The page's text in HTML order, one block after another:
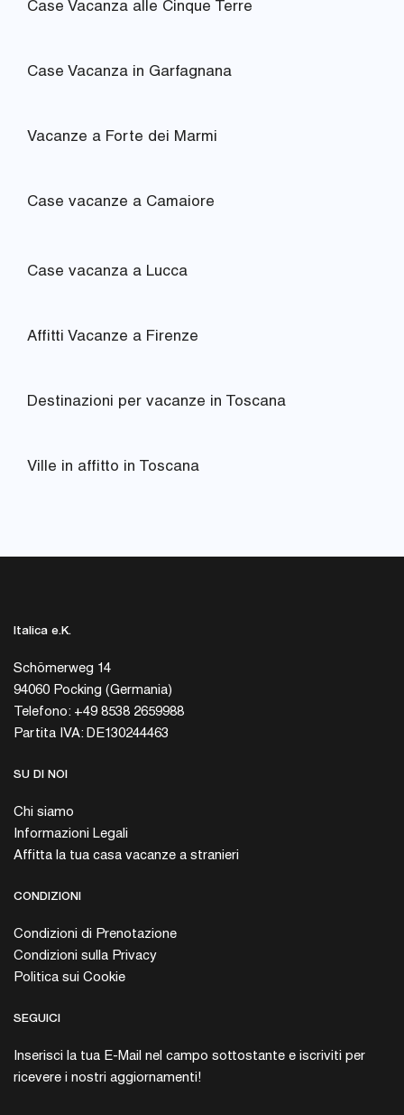
Case Vacanza alle Cinque Terre
Case Vacanza in Garfagnana
Vacanze a Forte dei Marmi
Case vacanze a Camaiore
Case vacanza a Lucca
Affitti Vacanze a Firenze
Destinazioni per vacanze in Toscana
Ville in affitto in Toscana
Italica e.K.
Schömerweg 14
94060 Pocking (Germania)
Telefono: +49 8538 2659988
Partita IVA: DE130244463
SU DI NOI
Chi siamo
Informazioni Legali
Affitta la tua casa vacanze a stranieri
CONDIZIONI
Condizioni di Prenotazione
Condizioni sulla Privacy
Politica sui Cookie
SEGUICI
Inserisci la tua E-Mail nel campo sottostante e iscriviti per
ricevere i nostri aggiornamenti!